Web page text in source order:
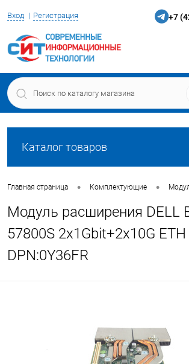
Вход Регистрация +7
Каталог товаров
Главная страница • Комплектующие •
Модуль расширения DELL
57800S 2x1Gbit+2x10G ETH
DPN:0Y36FR